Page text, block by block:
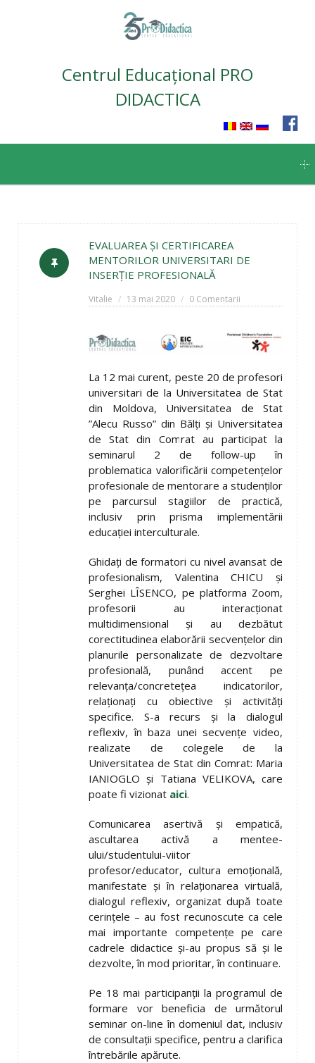
Centrul Educațional PRO
DIDACTICA
content
EVALUAREA ȘI CERTIFICAREA
MENTORILOR UNIVERSITARI DE
INSERȚIE PROFESIONALĂ
Vitalie 13 mai 2020 0 Comentarii
La 12 mai curent, peste 20 de profesori
universitari de la Universitatea de Stat
din Moldova, Universitatea de Stat
”Alecu Russo” din Bălți și Universitatea
de Stat din Comrat au participat la
seminarul 2 de follow-up în
problematica valorificării competențelor
profesionale de mentorare a studenților
pe parcursul stagiilor de practică,
inclusiv prin prisma implementării
educației interculturale.
Ghidați de formatori cu nivel avansat de
profesionalism, Valentina CHICU și
Serghei LÎSENCO, pe platforma Zoom,
profesorii au interacționat
multidimensional și au dezbătut
corectitudinea elaborării secvențelor din
planurile personalizate de dezvoltare
profesională, punând accent pe
relevanța/concretețea indicatorilor,
relaționați cu obiective și activități
specifice. S-a recurs și la dialogul
reflexiv, în baza unei secvențe video,
realizate de colegele de la
Universitatea de Stat din Comrat: Maria
IANIOGLO și Tatiana VELIKOVA, care
poate fi vizionat aici.
Comunicarea asertivă și empatică,
ascultarea activă a mentee-
ului/studentului-viitor
profesor/educator, cultura emoțională,
manifestate și în relaționarea virtuală,
dialogul reflexiv, organizat după toate
cerințele – au fost recunoscute ca cele
mai importante competențe pe care
cadrele didactice și-au propus să și le
dezvolte, în mod prioritar, în continuare.
Pe 18 mai participanții la programul de
formare vor beneficia de următorul
seminar on-line în domeniul dat, inclusiv
de consultații specifice, pentru a clarifica
întrebările apărute.